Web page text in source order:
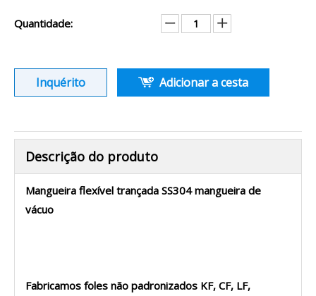
Quantidade:
Inquérito Adicionar a cesta
Descrição do produto
Mangueira flexível trançada SS304 mangueira de
vácuo
Fabricamos foles não padronizados KF, CF, LF,